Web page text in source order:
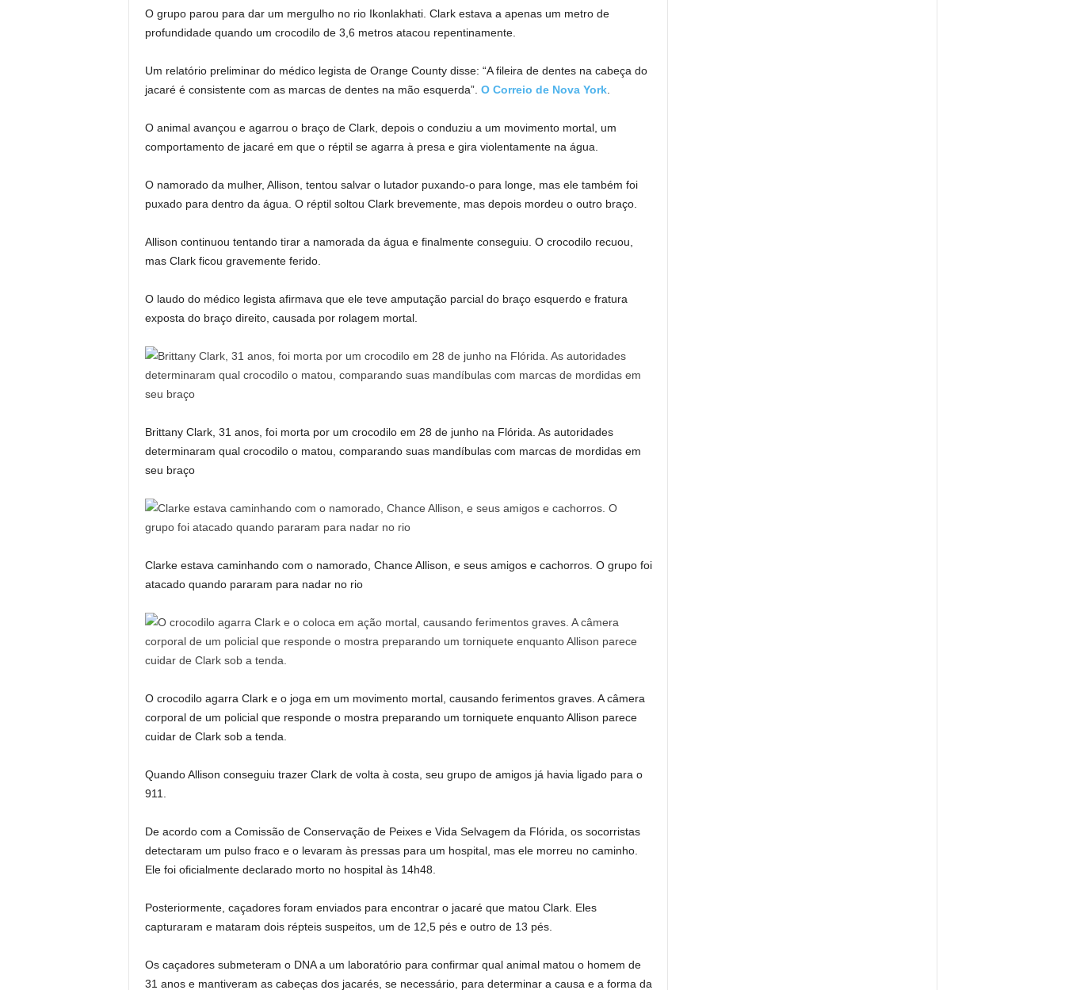
O grupo parou para dar um mergulho no rio Ikonlakhati. Clark estava a apenas um metro de
profundidade quando um crocodilo de 3,6 metros atacou repentinamente.
Um relatório preliminar do médico legista de Orange County disse: “A fileira de dentes na cabeça do
jacaré é consistente com as marcas de dentes na mão esquerda”. O Correio de Nova York.
O animal avançou e agarrou o braço de Clark, depois o conduziu a um movimento mortal, um
comportamento de jacaré em que o réptil se agarra à presa e gira violentamente na água.
O namorado da mulher, Allison, tentou salvar o lutador puxando-o para longe, mas ele também foi
puxado para dentro da água. O réptil soltou Clark brevemente, mas depois mordeu o outro braço.
Allison continuou tentando tirar a namorada da água e finalmente conseguiu. O crocodilo recuou,
mas Clark ficou gravemente ferido.
O laudo do médico legista afirmava que ele teve amputação parcial do braço esquerdo e fratura
exposta do braço direito, causada por rolagem mortal.
Brittany Clark, 31 anos, foi morta por um crocodilo em 28 de junho na Flórida. As autoridades
determinaram qual crocodilo o matou, comparando suas mandíbulas com marcas de mordidas em
seu braço
Clarke estava caminhando com o namorado, Chance Allison, e seus amigos e cachorros. O grupo foi
atacado quando pararam para nadar no rio
O crocodilo agarra Clark e o joga em um movimento mortal, causando ferimentos graves. A câmera
corporal de um policial que responde o mostra preparando um torniquete enquanto Allison parece
cuidar de Clark sob a tenda.
Quando Allison conseguiu trazer Clark de volta à costa, seu grupo de amigos já havia ligado para o
911.
De acordo com a Comissão de Conservação de Peixes e Vida Selvagem da Flórida, os socorristas
detectaram um pulso fraco e o levaram às pressas para um hospital, mas ele morreu no caminho.
Ele foi oficialmente declarado morto no hospital às 14h48.
Posteriormente, caçadores foram enviados para encontrar o jacaré que matou Clark. Eles
capturaram e mataram dois répteis suspeitos, um de 12,5 pés e outro de 13 pés.
Os caçadores submeteram o DNA a um laboratório para confirmar qual animal matou o homem de
31 anos e mantiveram as cabeças dos jacarés, se necessário, para determinar a causa e a forma da